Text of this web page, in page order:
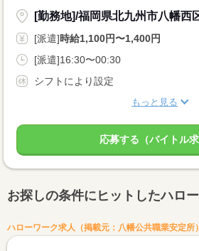
[勤務地]/福岡県北九州市八幡西
[派遣]時給1,100円〜1,400円
[派遣]16:30〜00:30
シフトにより設定
もっと見る
応募する（バイトル求
お探しの条件にヒットしたハロ
ハローワーク求人（掲載元：八幡公共職業安定所）